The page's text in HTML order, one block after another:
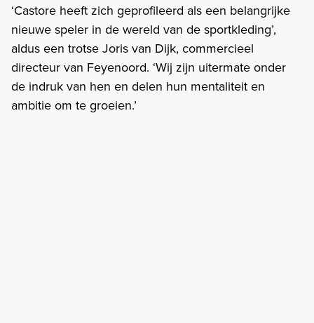
‘Castore heeft zich geprofileerd als een belangrijke
nieuwe speler in de wereld van de sportkleding’,
aldus een trotse Joris van Dijk, commercieel
directeur van Feyenoord. ‘Wij zijn uitermate onder
de indruk van hen en delen hun mentaliteit en
ambitie om te groeien.’